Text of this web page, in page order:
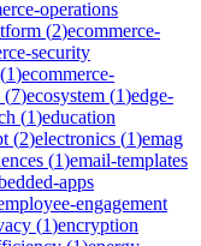
operations
(2)ecommerce-
security
(1)ecommerce-
(7)ecosystem (1)edge-
(1)education
(2)electronics (1)emag
(1)email-templates
apps
engagement
(1)encryption